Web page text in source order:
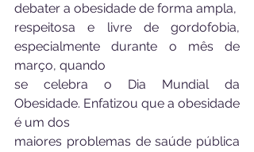
debater a obesidade de forma ampla,
respeitosa e livre de gordofobia,
especialmente durante o mês de
março, quando
se celebra o Dia Mundial da
Obesidade. Enfatizou que a obesidade
é um dos
maiores problemas de saúde pública